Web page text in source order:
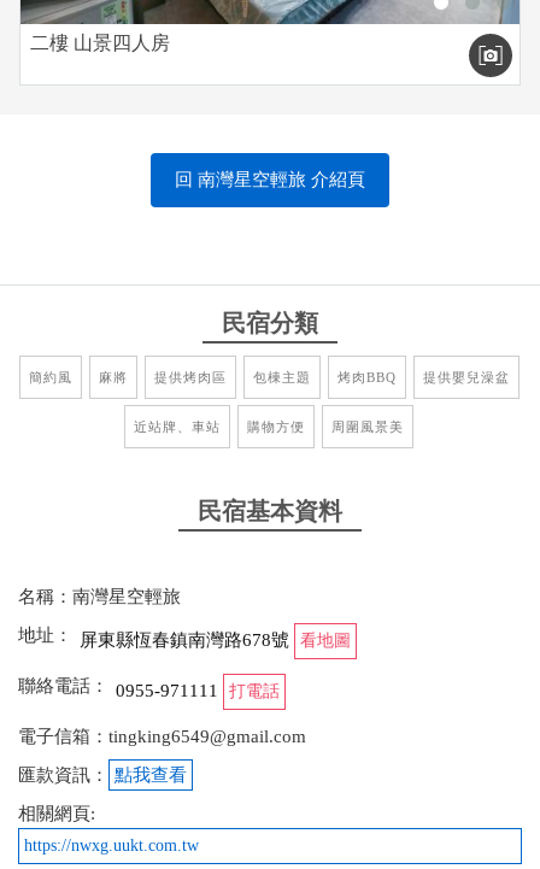
二樓 山景四人房
回 南灣星空輕旅 介紹頁
民宿分類
簡約風 麻將 提供烤肉區 包棟主題 烤肉BBQ 提供嬰兒澡盆
近站牌、車站 購物方便 周圍風景美
民宿基本資料
名稱：南灣星空輕旅
地址：
屏東縣恆春鎮南灣路678號 看地圖
聯絡電話： 0955-971111 打電話
電子信箱：tingking6549@gmail.com
匯款資訊：
點我查看
相關網頁:
https://nwxg.uukt.com.tw